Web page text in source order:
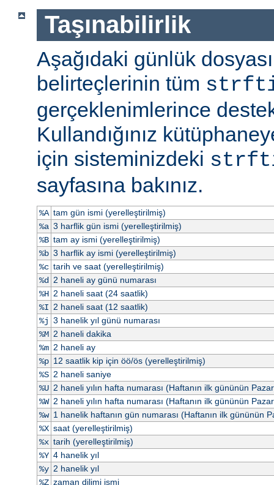
Taşınabilirlik
Aşağıdaki günlük
belirteçlerinin tüm
gerçeklenimlerince
Kullandığınız
için sisteminizdeki
sayfasına bakınız.
%A tam gün ismi (yerelleştirilmiş)
%a 3 harflik gün ismi (yerelleştirilmiş)
%B tam ay ismi (yerelleştirilmiş)
%b 3 harflik ay ismi (yerelleştirilmiş)
%c tarih ve saat (yerelleştirilmiş)
%d
2 haneli ay günü numarası
%H 2 haneli saat (24 saatlik)
%I 2 haneli saat (12 saatlik)
%j 3 hanelik yıl günü numarası
%M 2 haneli dakika
%m 2 haneli ay
%p 12 saatlik kip için öö/ös (yerelleştirilmiş)
%S 2 haneli saniye
%U 2 haneli yılın hafta numarası (Haftanın ilk gününün
%W 2 haneli yılın hafta numarası (Haftanın ilk gününün
%w 1 hanelik haftanın gün numarası (Haftanın ilk gününün
%X saat (yerelleştirilmiş)
%x tarih (yerelleştirilmiş)
%Y 4 hanelik yıl
%y 2 hanelik yıl
%Z zaman dilimi ismi